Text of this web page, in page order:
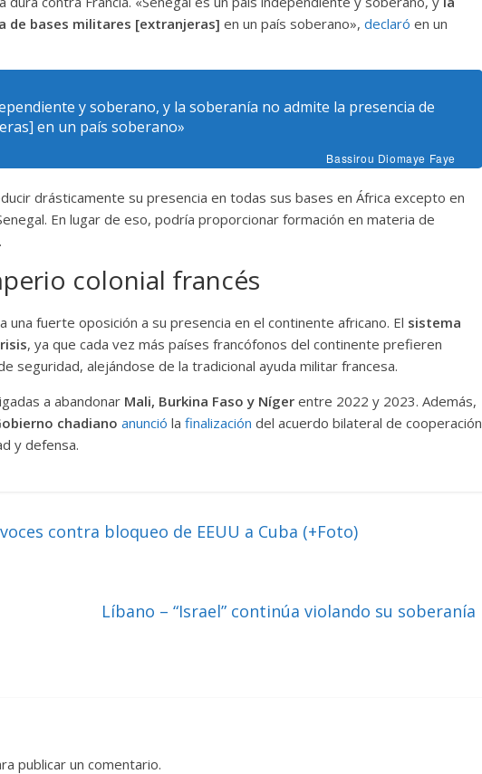
de bases militares [extranjeras] en un país soberano», declaró en un
y soberano, y la soberanía no admite la presencia de
en un país soberano»
Bassirou Diomaye Faye
drásticamente su presencia en todas sus bases en África excepto en
En lugar de eso, podría proporcionar formación en materia de
colonial francés
fuerte oposición a su presencia en el continente africano. El sistema
, ya que cada vez más países francófonos del continente prefieren
seguridad, alejándose de la tradicional ayuda militar francesa.
a abandonar Mali, Burkina Faso y Níger entre 2022 y 2023. Además,
chadiano anunció la finalización del acuerdo bilateral de cooperación
y defensa.
contra bloqueo de EEUU a Cuba (+Foto)
Líbano – “Israel” continúa violando su soberanía
publicar un comentario.